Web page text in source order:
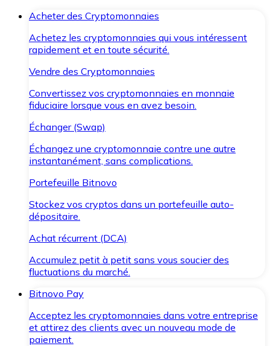
Acheter des Cryptomonnaies
Achetez les cryptomonnaies qui vous intéressent
rapidement et en toute sécurité.
Vendre des Cryptomonnaies
Convertissez vos cryptomonnaies en monnaie
fiduciaire lorsque vous en avez besoin.
Échanger (Swap)
Échangez une cryptomonnaie contre une autre
instantanément, sans complications.
Portefeuille Bitnovo
Stockez vos cryptos dans un portefeuille auto-
dépositaire.
Achat récurrent (DCA)
Accumulez petit à petit sans vous soucier des
fluctuations du marché.
Bitnovo Pay
Acceptez les cryptomonnaies dans votre entreprise
et attirez des clients avec un nouveau mode de
paiement.